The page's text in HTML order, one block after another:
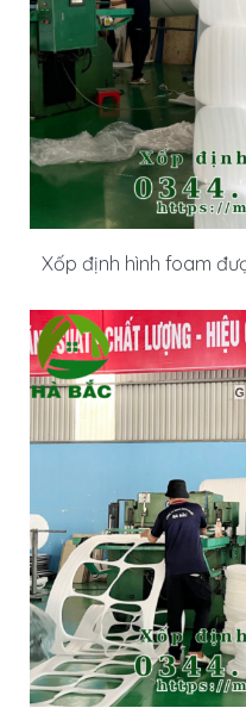
Xốp định hình foam